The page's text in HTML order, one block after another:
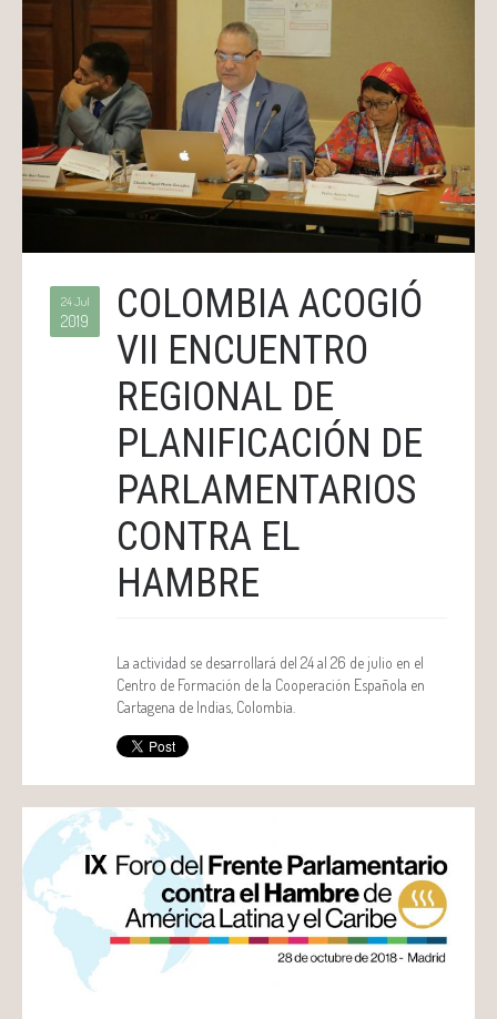
24 Jul
2019
COLOMBIA ACOGIÓ
VII ENCUENTRO
REGIONAL DE
PLANIFICACIÓN DE
PARLAMENTARIOS
CONTRA EL
HAMBRE
La actividad se desarrollará del 24 al 26 de julio en el
Centro de Formación de la Cooperación Española en
Cartagena de Indias, Colombia.